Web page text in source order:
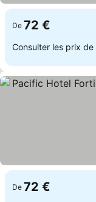
De 72 €
Consulter les prix de
De 72 €